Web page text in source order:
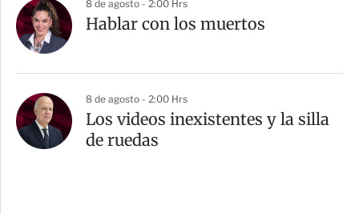
8 de agosto - 2:00 Hrs
Hablar con los muertos
8 de agosto - 2:00 Hrs
Los videos inexistentes y la silla
de ruedas